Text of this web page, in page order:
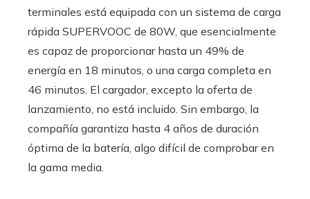
terminales está equipada con un sistema de carga
rápida SUPERVOOC de 80W, que esencialmente
es capaz de proporcionar hasta un 49% de
energía en 18 minutos, o una carga completa en
46 minutos. El cargador, excepto la oferta de
lanzamiento, no está incluido. Sin embargo, la
compañía garantiza hasta 4 años de duración
óptima de la batería, algo difícil de comprobar en
la gama media.